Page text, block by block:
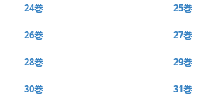
24巻 25巻
26巻 27巻
28巻 29巻
30巻 31巻